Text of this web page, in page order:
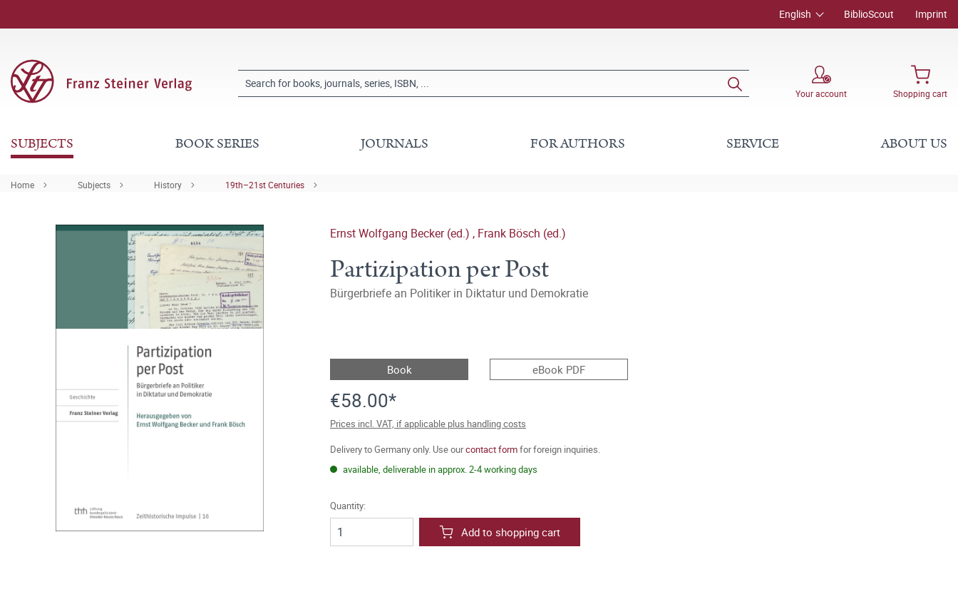
English BiblioScout Imprint
Your account Shopping cart
SUBJECTS BOOK SERIES JOURNALS FOR AUTHORS SERVICE ABOUT US
Home Subjects History 19th–21st Centuries
Ernst Wolfgang Becker (ed.) , Frank Bösch (ed.)
Partizipation per Post
Bürgerbriefe an Politiker in Diktatur und Demokratie
Book eBook PDF
€58.00*
Prices incl. VAT, if applicable plus handling costs
Delivery to Germany only. Use ourcontact formfor foreign inquiries.
available, deliverable in approx. 2-4 working days
Quantity:
Add to shopping cart